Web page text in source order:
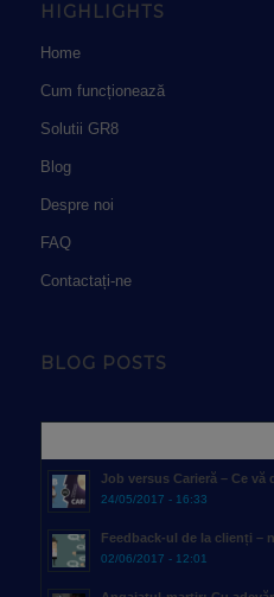
HIGHLIGHTS
Home
Cum funcționează
Solutii GR8
Blog
Despre noi
FAQ
Contactați-ne
BLOG POSTS
Job versus Carieră – Ce vă
24/05/2017 - 16:33
Feedback-ul de la clienți –
02/06/2017 - 12:01